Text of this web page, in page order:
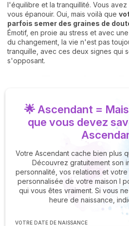
l'équilibre et la tranquillité. Vous
vous épanouir. Oui, mais voilà que
parfois semer des graines de
Émotif, en proie au stress et avec
du changement, la vie n'est pas
tranquille, avec ces deux signes qui
s'opposant.
🌟 Ascendant =
que vous devez
Votre Ascendant cache bien plus
Découvrez gratuitement son
personnalité, vos relations et
personnalisée de votre maison I
qui vous êtes vraiment. Si vous
heure de naissance,
VOTRE DATE DE NAISSANCE